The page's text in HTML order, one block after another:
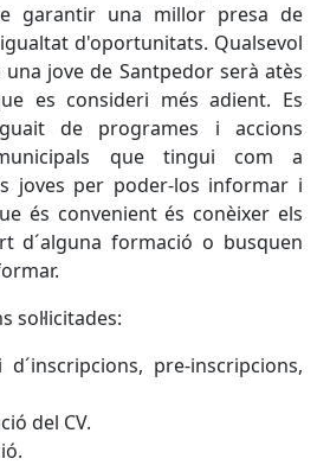
garantir una millor presa de
d'oportunitats. Qualsevol
jove de Santpedor serà atès
es consideri més adient. Es
de programes i accions
que tingui com a
joves per poder-los informar i
és convenient és conèixer els
d´alguna formació o busquen
sol·licitades:
d´inscripcions, pre-inscripcions,
del CV.